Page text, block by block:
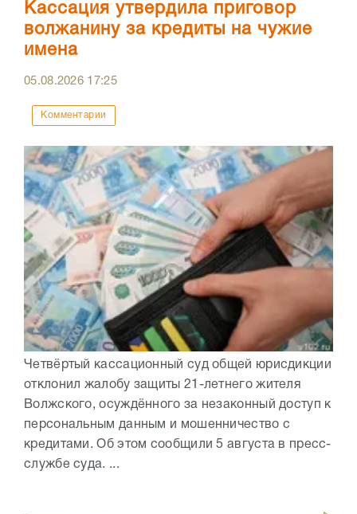
Кассация утвердила приговор
волжанину за кредиты на чужие
имена
05.08.2026 17:25
Комментарии
Четвёртый кассационный суд общей юрисдикции
отклонил жалобу защиты 21-летнего жителя
Волжского, осуждённого за незаконный доступ к
персональным данным и мошенничество с
кредитами. Об этом сообщили 5 августа в пресс-
службе суда. ...